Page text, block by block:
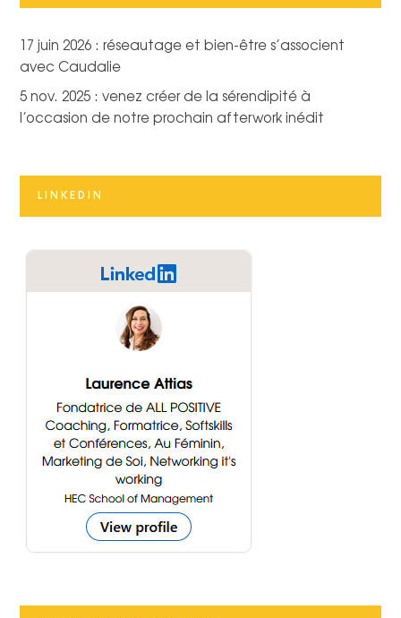
17 juin 2026 : réseautage et bien-être s’associent
avec Caudalie
5 nov. 2025 : venez créer de la sérendipité à
l’occasion de notre prochain afterwork inédit
LINKEDIN